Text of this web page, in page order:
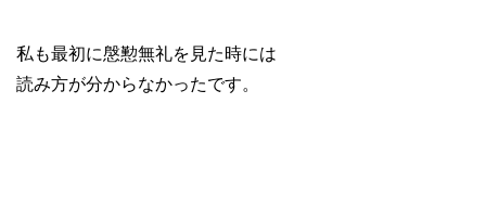
私も最初に慇懃無礼を見た時には
読み方が分からなかったです。